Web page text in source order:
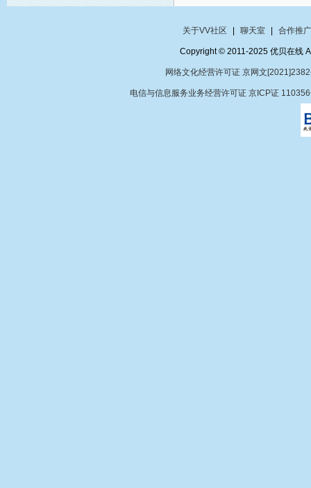
关于VV社区 聊天室 合作推广
Copyright © 2011-2025 优贝在线
网络文化经营许可证 京网文
电信与信息服务业务经营许可证 京ICP证